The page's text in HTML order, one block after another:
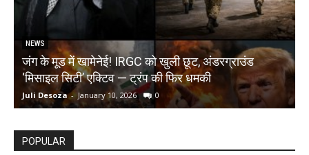
NEWS
जंग के मूड में खामेनेई! IRGC को खुली छूट, अंडरग्राउंड
‘मिसाइल सिटी’ एक्टिव — ट्रंप की फिर धमकी
Juli Desoza - January 10, 2026 0
POPULAR